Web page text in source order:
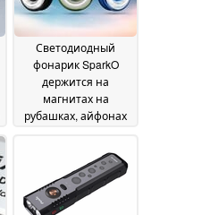
Светодиодный
фонарик SparkO
держится на
магнитах на
рубашках, айфонах